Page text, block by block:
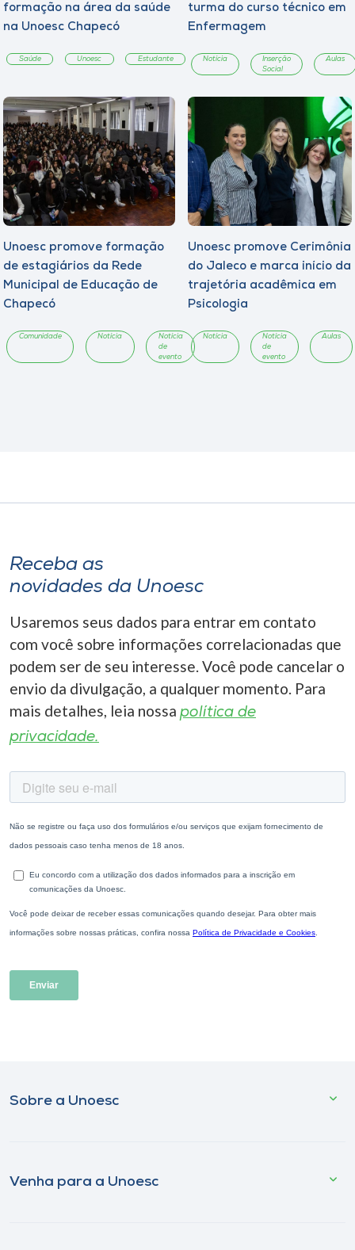
formação na área da saúde
na Unoesc Chapecó
Saúde Unoesc Estudante
turma do curso técnico em
Enfermagem
Notícia
Inserção
Social
Aulas
Unoesc promove formação
de estagiários da Rede
Municipal de Educação de
Chapecó
Comunidade Notícia
Notícia
de
evento
Unoesc promove Cerimônia
do Jaleco e marca início da
trajetória acadêmica em
Psicologia
Notícia
Notícia
de
evento
Aulas
Receba as
novidades da Unoesc
Usaremos seus dados para entrar em contato
com você sobre informações correlacionadas que
podem ser de seu interesse. Você pode cancelar o
envio da divulgação, a qualquer momento. Para
mais detalhes, leia nossa política de
privacidade.
Sobre a Unoesc
Venha para a Unoesc